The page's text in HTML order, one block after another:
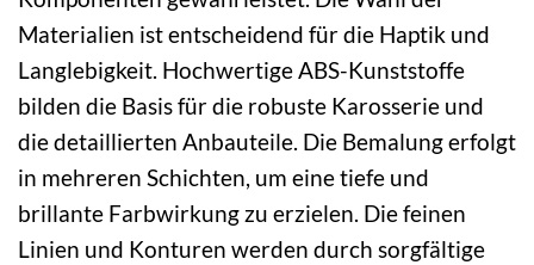
Materialien ist entscheidend für die Haptik und
Langlebigkeit. Hochwertige ABS-Kunststoffe
bilden die Basis für die robuste Karosserie und
die detaillierten Anbauteile. Die Bemalung erfolgt
in mehreren Schichten, um eine tiefe und
brillante Farbwirkung zu erzielen. Die feinen
Linien und Konturen werden durch sorgfältige